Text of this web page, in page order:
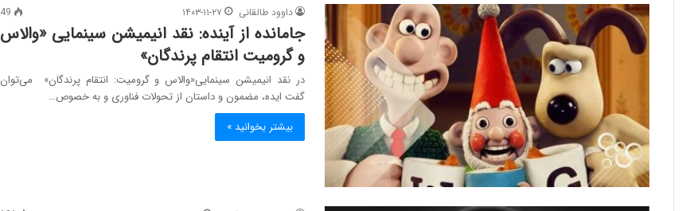
داوود طالقانی ۱۴۰۳-۱۱-۲۷ 49
جامانده از آینده: نقد انیمیشن سینمایی «والاس
و گرومیت انتقام پرندگان»
در نقد انیمیشن سینمایی«والاس و گرومیت: انتقام پرندگان» می‌توان
گفت ایده، مضمون و داستان از تحولات فناوری و به خصوص…
بیشتر بخوانید »